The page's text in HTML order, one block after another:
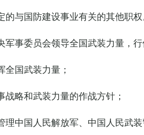
的与国防建设事业有关的其他职权
事委员会领导全国武装力量，行
全国武装力量；
战略和武装力量的作战方针；
理中国人民解放军、中国人民武